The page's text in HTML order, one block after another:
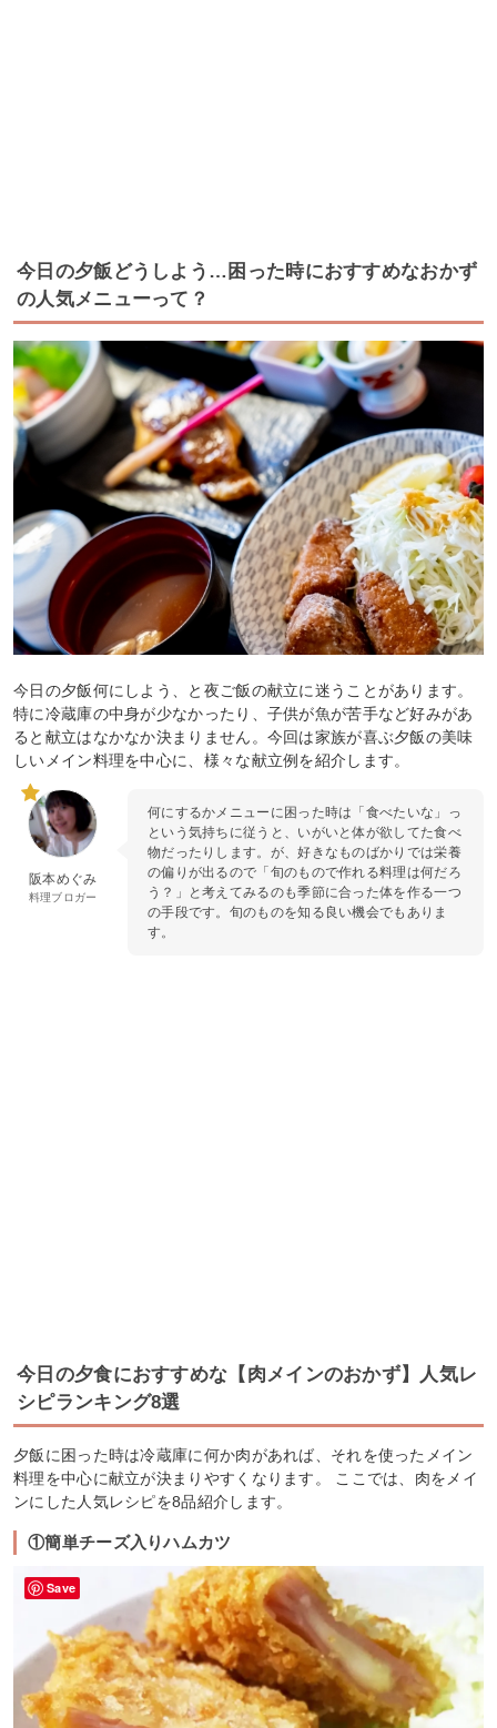
今日の夕飯どうしよう…困った時におすすめなおかず
の人気メニューって？
今日の夕飯何にしよう、と夜ご飯の献立に迷うことがあります。
特に冷蔵庫の中身が少なかったり、子供が魚が苦手など好みがあ
ると献立はなかなか決まりません。今回は家族が喜ぶ夕飯の美味
しいメイン料理を中心に、様々な献立例を紹介します。
阪本めぐみ
料理ブロガー
何にするかメニューに困った時は「食べたいな」っ
という気持ちに従うと、いがいと体が欲してた食べ
物だったりします。が、好きなものばかりでは栄養
の偏りが出るので「旬のもので作れる料理は何だろ
う？」と考えてみるのも季節に合った体を作る一つ
の手段です。旬のものを知る良い機会でもありま
す。
今日の夕食におすすめな【肉メインのおかず】人気レ
シピランキング8選
夕飯に困った時は冷蔵庫に何か肉があれば、それを使ったメイン
料理を中心に献立が決まりやすくなります。 ここでは、肉をメイ
ンにした人気レシピを8品紹介します。
①簡単チーズ入りハムカツ
Save